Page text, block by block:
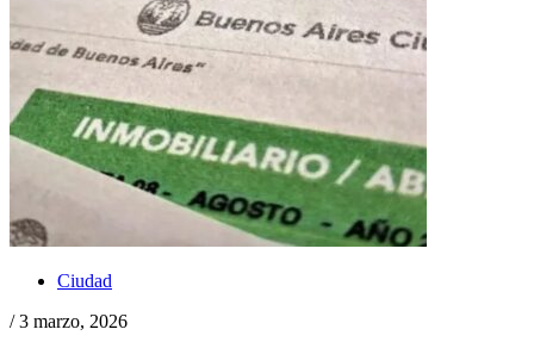
Ciudad
/ 3 marzo, 2026